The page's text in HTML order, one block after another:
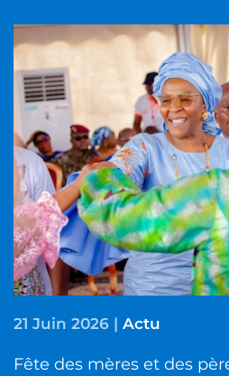
21 Juin 2026 | Actu
Fête des mères et des